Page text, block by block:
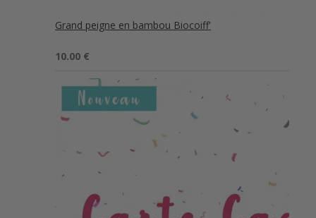
Grand peigne en bambou Biocoiff'
Note 5.00
10.00 €